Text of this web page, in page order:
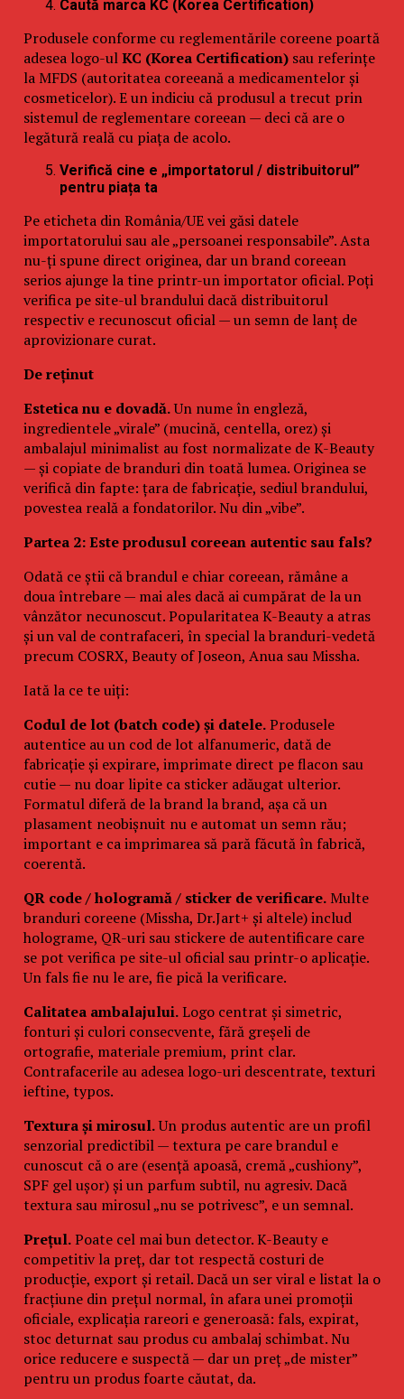
Caută marca KC (Korea Certification)
Produsele conforme cu reglementările coreene poartă
adesea logo-ulKC (Korea Certification)sau referințe
la MFDS (autoritatea coreeană a medicamentelor și
cosmeticelor). E un indiciu că produsul a trecut prin
sistemul de reglementare coreean — deci că are o
legătură reală cu piața de acolo.
Verifică cine e „importatorul / distribuitorul”
pentru piața ta
Pe eticheta din România/UE vei găsi datele
importatorului sau ale „persoanei responsabile”. Asta
nu-ți spune direct originea, dar un brand coreean
serios ajunge la tine printr-un importator oficial. Poți
verifica pe site-ul brandului dacă distribuitorul
respectiv e recunoscut oficial — un semn de lanț de
aprovizionare curat.
De reținut
Estetica nu e dovadă.Un nume în engleză,
ingredientele „virale” (mucină, centella, orez) și
ambalajul minimalist au fost normalizate de K-Beauty
— și copiate de branduri din toată lumea. Originea se
verifică din fapte: țara de fabricație, sediul brandului,
povestea reală a fondatorilor. Nu din „vibe”.
Partea 2: Este produsul coreean autentic sau fals?
Odată ce știi că brandul e chiar coreean, rămâne a
doua întrebare — mai ales dacă ai cumpărat de la un
vânzător necunoscut. Popularitatea K-Beauty a atras
și un val de contrafaceri, în special la branduri-vedetă
precum COSRX, Beauty of Joseon, Anua sau Missha.
Iată la ce te uiți:
Codul de lot (batch code) și datele.Produsele
autentice au un cod de lot alfanumeric, dată de
fabricație și expirare, imprimate direct pe flacon sau
cutie — nu doar lipite ca sticker adăugat ulterior.
Formatul diferă de la brand la brand, așa că un
plasament neobișnuit nu e automat un semn rău;
important e ca imprimarea să pară făcută în fabrică,
coerentă.
QR code / hologramă / sticker de verificare.Multe
branduri coreene (Missha, Dr.Jart+ și altele) includ
holograme, QR-uri sau stickere de autentificare care
se pot verifica pe site-ul oficial sau printr-o aplicație.
Un fals fie nu le are, fie pică la verificare.
Calitatea ambalajului.Logo centrat și simetric,
fonturi și culori consecvente, fără greșeli de
ortografie, materiale premium, print clar.
Contrafacerile au adesea logo-uri descentrate, texturi
ieftine, typos.
Textura și mirosul.Un produs autentic are un profil
senzorial predictibil — textura pe care brandul e
cunoscut că o are (esență apoasă, cremă „cushiony”,
SPF gel ușor) și un parfum subtil, nu agresiv. Dacă
textura sau mirosul „nu se potrivesc”, e un semnal.
Prețul.Poate cel mai bun detector. K-Beauty e
competitiv la preț, dar tot respectă costuri de
producție, export și retail. Dacă un ser viral e listat la o
fracțiune din prețul normal, în afara unei promoții
oficiale, explicația rareori e generoasă: fals, expirat,
stoc deturnat sau produs cu ambalaj schimbat. Nu
orice reducere e suspectă — dar un preț „de mister”
pentru un produs foarte căutat, da.